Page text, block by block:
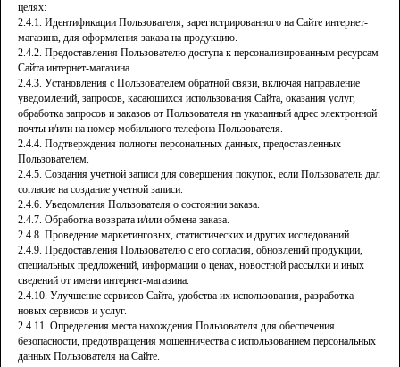
целях:
2.4.1. Идентификации Пользователя, зарегистрированного на Сайте интернет-
магазина, для оформления заказа на продукцию.
2.4.2. Предоставления Пользователю доступа к персонализированным ресурсам
Сайта интернет-магазина.
2.4.3. Установления с Пользователем обратной связи, включая направление
уведомлений, запросов, касающихся использования Сайта, оказания услуг,
обработка запросов и заказов от Пользователя на указанный адрес электронной
почты и/или на номер мобильного телефона Пользователя.
2.4.4. Подтверждения полноты персональных данных, предоставленных
Пользователем.
2.4.5. Создания учетной записи для совершения покупок, если Пользователь дал
согласие на создание учетной записи.
2.4.6. Уведомления Пользователя о состоянии заказа.
2.4.7. Обработка возврата и/или обмена заказа.
2.4.8. Проведение маркетинговых, статистических и других исследований.
2.4.9. Предоставления Пользователю с его согласия, обновлений продукции,
специальных предложений, информации о ценах, новостной рассылки и иных
сведений от имени интернет-магазина.
2.4.10. Улучшение сервисов Сайта, удобства их использования, разработка
новых сервисов и услуг.
2.4.11. Определения места нахождения Пользователя для обеспечения
безопасности, предотвращения мошенничества с использованием персональных
данных Пользователя на Сайте.